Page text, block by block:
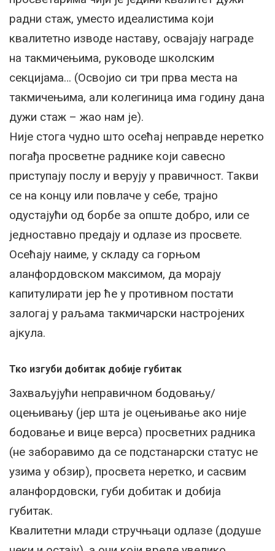
радни стаж, уместо идеалистима који
квалитетно изводе наставу, освајају награде
на такмичењима, руководе школским
секцијама… (Освојио си три прва места на
такмичењима, али колегиница има годину дана
дужи стаж – жао нам је).
Није стога чудно што осећај неправде неретко
погађа просветне раднике који савесно
приступају послу и верују у правичност. Такви
се на концу или повлаче у себе, трајно
одустајући од борбе за опште добро, или се
једноставно предају и одлазе из просвете.
Осећају наиме, у складу са горњом
аланфордовском максимом, да морају
капитулирати јер ће у противном постати
залогај у раљама такмичарски настројених
ајкула.
Тко изгуби добитак добије губитак
Захваљујући неправичном бодовању/
оцењивању (јер шта је оцењивање ако није
бодовање и вице верса) просветних радника
(не заборавимо да се подстанарски статус не
узима у обзир), просвета неретко, и сасвим
аланфордовски, губи добитак и добија
губитак.
Квалитетни млади стручњаци одлазе (додуше